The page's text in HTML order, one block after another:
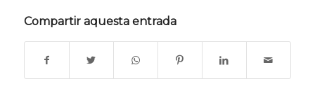
Compartir aquesta entrada